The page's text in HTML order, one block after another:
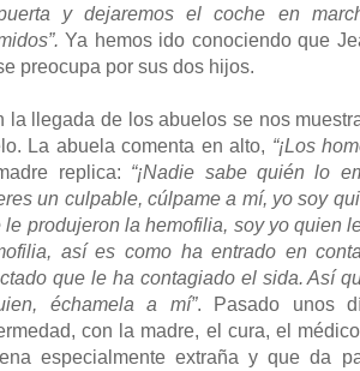
y dejaremos el coche en
Ya hemos ido conociendo que
preocupa por sus dos hijos.
la llegada de los abuelos se nos
La abuela comenta en alto, “¡Los
replica: “¡Nadie sabe quién lo
un culpable, cúlpame a mí, yo soy
le produjeron la hemofilia, soy yo quien
así es como ha entrado en
que le ha contagiado el sida. Así
échamela a mí”. Pasado unos
con la madre, el cura, el
especialmente extraña y que da